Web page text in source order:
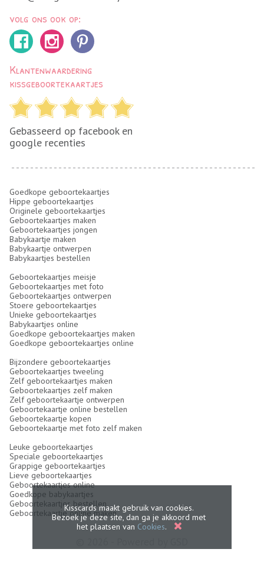
volg ons ook op:
Klantenwaardering
kissgeboortekaartjes
Gebasseerd op facebook en
google recenties
Goedkope geboortekaartjes
Hippe geboortekaartjes
Originele geboortekaartjes
Geboortekaartjes maken
Geboortekaartjes jongen
Babykaartje maken
Babykaartje ontwerpen
Babykaartjes bestellen
Geboortekaartjes meisje
Geboortekaartjes met foto
Geboortekaartjes ontwerpen
Stoere geboortekaartjes
Unieke geboortekaartjes
Babykaartjes online
Goedkope geboortekaartjes maken
Goedkope geboortekaartjes online
Bijzondere geboortekaartjes
Geboortekaartjes tweeling
Zelf geboortekaartjes maken
Geboortekaartjes zelf maken
Zelf geboortekaartje ontwerpen
Geboortekaartje online bestellen
Geboortekaartje kopen
Geboortekaartje met foto zelf maken
Leuke geboortekaartjes
Speciale geboortekaartjes
Grappige geboortekaartjes
Lieve geboortekaartjes
Geboortekaartjes online
Goedkope babykaartjes
Geboortekaartjes bestellen
Geboortekaartje online makenKisscards maakt gebruik van cookies.
Bezoek je deze site, dan ga je akkoord met
het plaatsen van Cookies.